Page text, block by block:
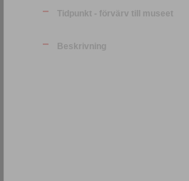
Tidpunkt - förvärv till museet
Beskrivning